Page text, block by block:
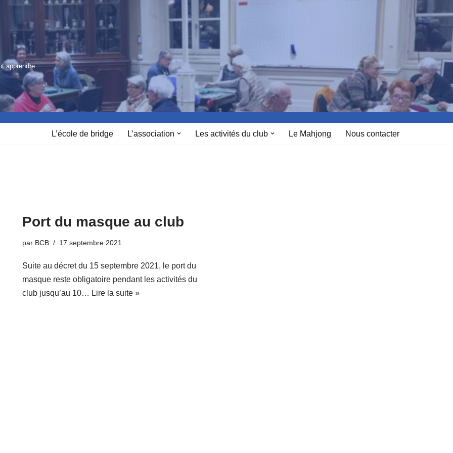
apprendre
L’école de bridge L’association Les activités du club Le Mahjong Nous contacter
Port du masque au club
par BCB 17 septembre 2021
Suite au décret du 15 septembre 2021, le port du
masque reste obligatoire pendant les activités du
club jusqu’au 10… Lire la suite »